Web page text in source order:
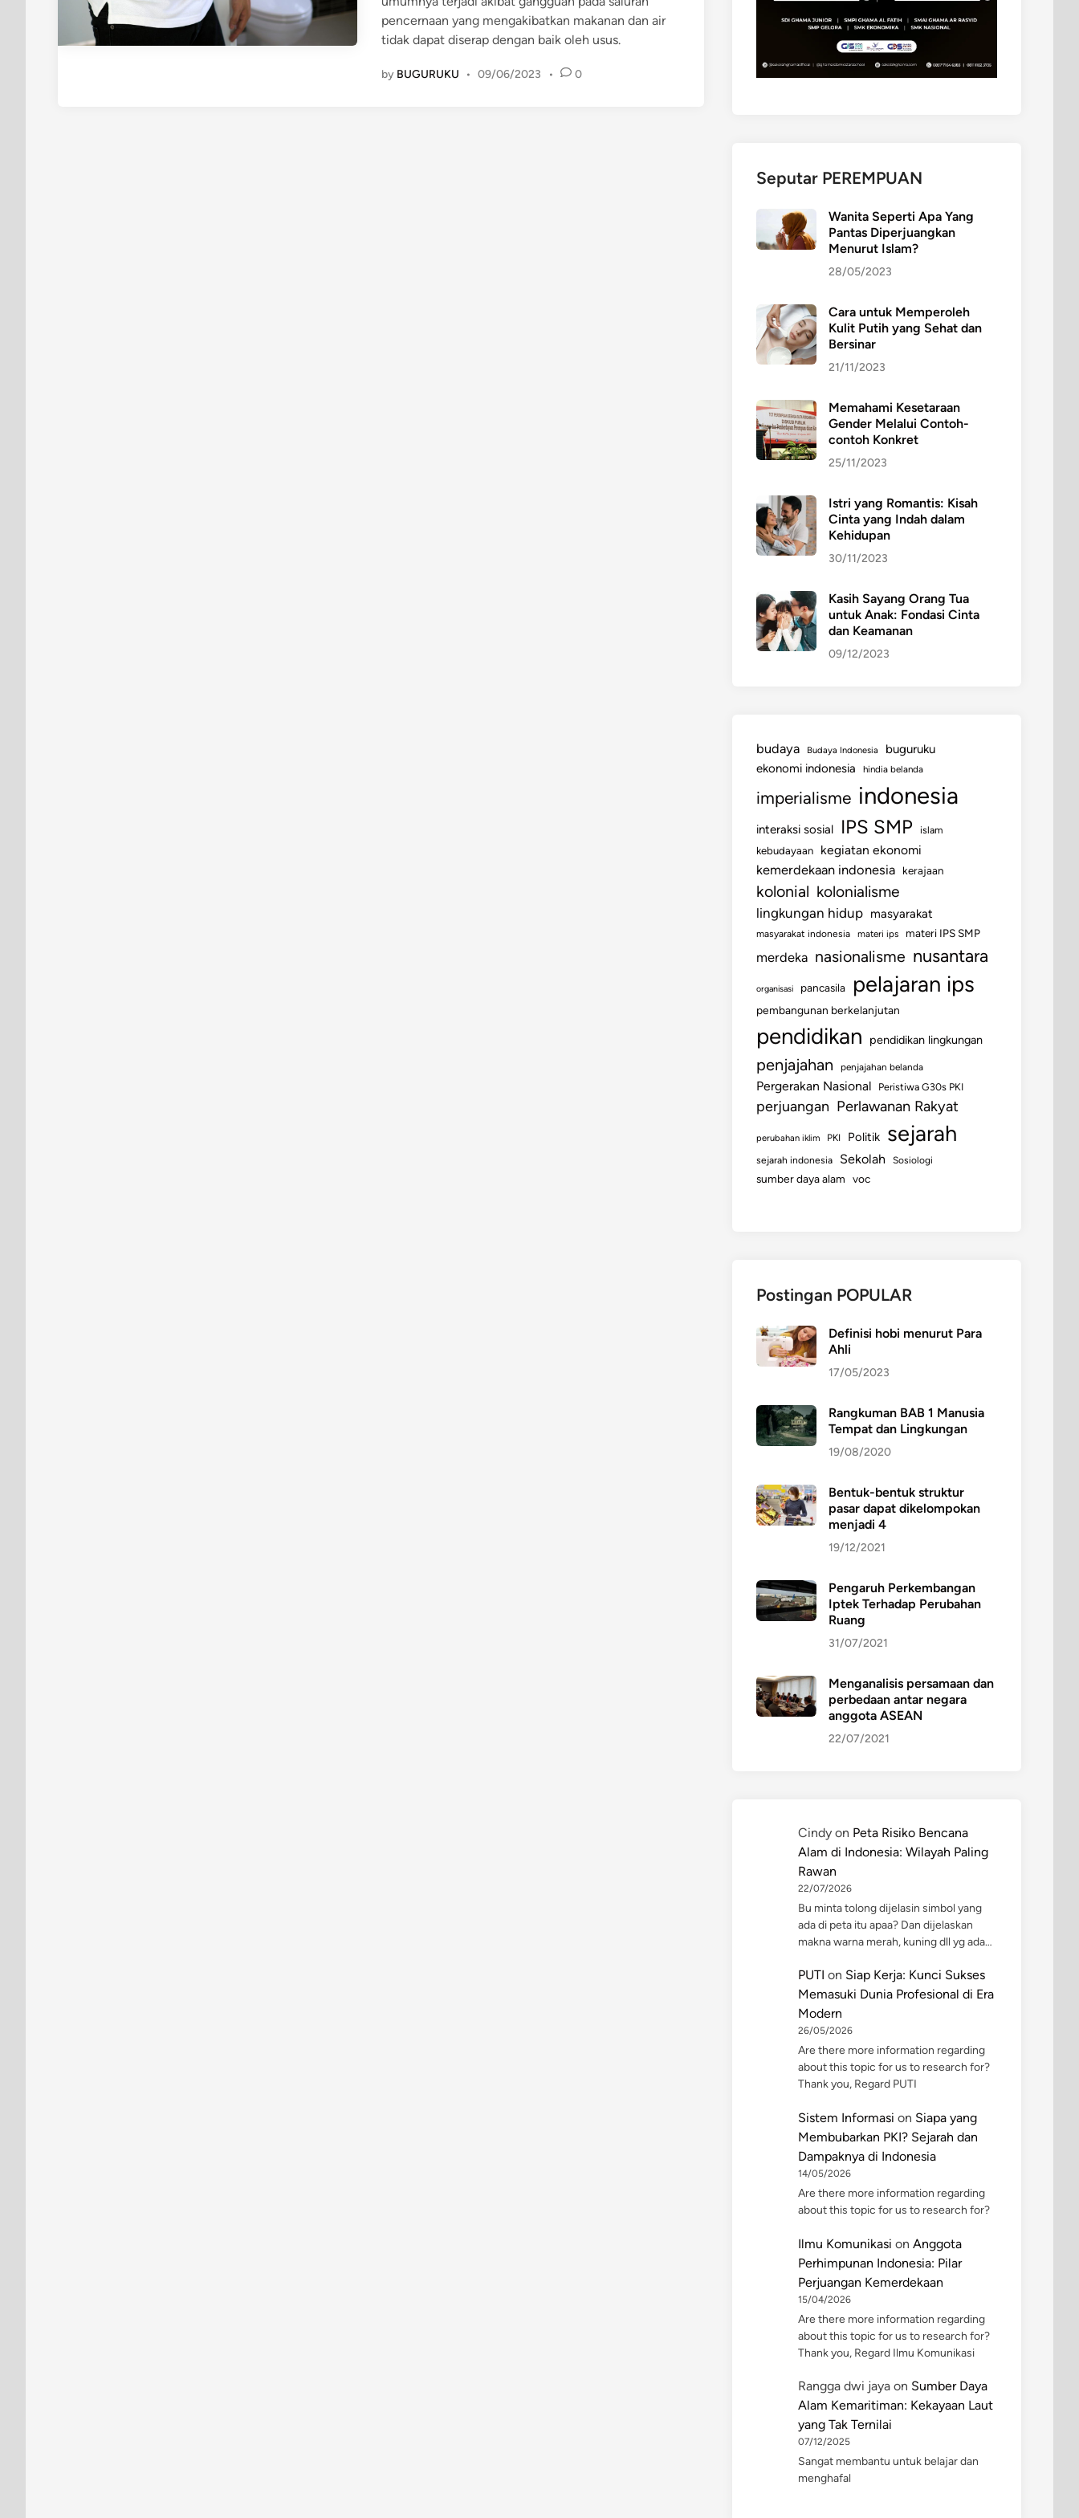
pencernaan yang mengakibatkan makanan dan air
tidak dapat diserap dengan baik oleh usus.
by BUGURUKU • 09/06/2023 • 0
Seputar PEREMPUAN
Wanita Seperti Apa Yang
Pantas Diperjuangkan
Menurut Islam?
28/05/2023
Cara untuk Memperoleh
Kulit Putih yang Sehat dan
Bersinar
21/11/2023
Memahami Kesetaraan
Gender Melalui Contoh-
contoh Konkret
25/11/2023
Istri yang Romantis: Kisah
Cinta yang Indah dalam
Kehidupan
30/11/2023
Kasih Sayang Orang Tua
untuk Anak: Fondasi Cinta
dan Keamanan
09/12/2023
budaya Budaya Indonesia
buguruku
ekonomi indonesia
hindia belanda
imperialisme indonesia
interaksi sosial IPS SMP
islam
kebudayaan
kegiatan ekonomi
kemerdekaan indonesia kerajaan
kolonial kolonialisme
lingkungan hidup masyarakat
masyarakat indonesia materi ips materi IPS SMP
merdeka nasionalisme nusantara
organisasi pancasila pelajaran ips
pembangunan berkelanjutan
pendidikan pendidikan lingkungan
penjajahan penjajahan belanda
Pergerakan Nasional Peristiwa G30s PKI
perjuangan Perlawanan Rakyat
perubahan iklim PKI Politik sejarah
sejarah indonesia Sekolah Sosiologi
sumber daya alam voc
Postingan POPULAR
Definisi hobi menurut Para
Ahli
17/05/2023
Rangkuman BAB 1 Manusia
Tempat dan Lingkungan
19/08/2020
Bentuk-bentuk struktur
pasar dapat dikelompokan
menjadi 4
19/12/2021
Pengaruh Perkembangan
Iptek Terhadap Perubahan
Ruang
31/07/2021
Menganalisis persamaan dan
perbedaan antar negara
anggota ASEAN
22/07/2021
Cindy on Peta Risiko Bencana
Alam di Indonesia: Wilayah Paling
Rawan
22/07/2026
Bu minta tolong dijelasin simbol yang
ada di peta itu apaa? Dan dijelaskan
makna warna merah, kuning dll yg ada…
PUTI on Siap Kerja: Kunci Sukses
Memasuki Dunia Profesional di Era
Modern
26/05/2026
Are there more information regarding
about this topic for us to research for?
Thank you, Regard PUTI
Sistem Informasi on Siapa yang
Membubarkan PKI? Sejarah dan
Dampaknya di Indonesia
14/05/2026
Are there more information regarding
about this topic for us to research for?
Ilmu Komunikasi on Anggota
Perhimpunan Indonesia: Pilar
Perjuangan Kemerdekaan
15/04/2026
Are there more information regarding
about this topic for us to research for?
Thank you, Regard Ilmu Komunikasi
Rangga dwi jaya on Sumber Daya
Alam Kemaritiman: Kekayaan Laut
yang Tak Ternilai
07/12/2025
Sangat membantu untuk belajar dan
menghafal